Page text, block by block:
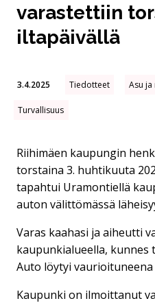
varastettiin
iltapäivällä
3.4.2025 Tiedotteet Asu ja
Turvallisuus
Riihimäen kaupungin
torstaina 3. huhtikuuta
tapahtui Uramontiellä
auton välittömässä
Varas kaahasi ja aiheutti
kaupunkialueella, kunnes
Auto löytyi
Kaupunki on ilmoittanut